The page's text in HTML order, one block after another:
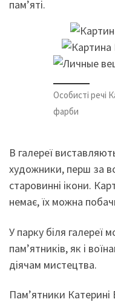
пам’яті.
Особисті речі
фарби
В галереї
художники, перш за
старовинні ікони.
немає, їх можна
У парку біля галереї
пам’ятників, як і
діячам мистецтва.
Пам’ятники Катерині